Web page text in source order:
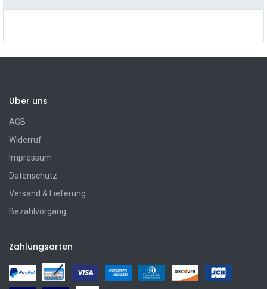
Über uns
AGB
Widerruf
Impressum
Datenschutz
Versand & Lieferung
Bezahlvorgang
Zahlungsarten